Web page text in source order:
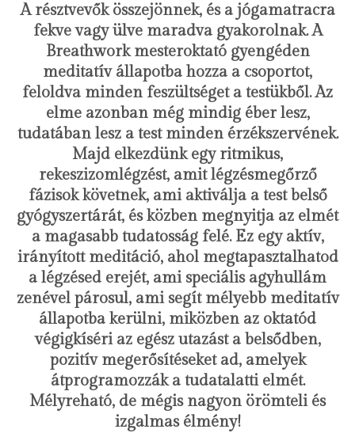
A résztvevők összejönnek, és a jógamatracra
fekve vagy ülve maradva gyakorolnak. A
Breathwork mesteroktató gyengéden
meditatív állapotba hozza a csoportot,
feloldva minden feszültséget a testükből. Az
elme azonban még mindig éber lesz,
tudatában lesz a test minden érzékszervének.
Majd elkezdünk egy ritmikus,
rekeszizomlégzést, amit légzésmegőrző
fázisok követnek, ami aktiválja a test belső
gyógyszertárát, és közben megnyitja az elmét
a magasabb tudatosság felé. Ez egy aktív,
irányított meditáció, ahol megtapasztalhatod
a légzésed erejét, ami speciális agyhullám
zenével párosul, ami segít mélyebb meditatív
állapotba kerülni, miközben az oktatód
végigkíséri az egész utazást a belsődben,
pozitív megerősítéseket ad, amelyek
átprogramozzák a tudatalatti elmét.
Mélyreható, de mégis nagyon örömteli és
izgalmas élmény!